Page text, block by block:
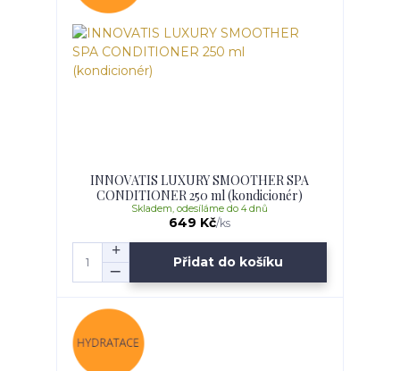
INNOVATIS LUXURY SMOOTHER SPA
CONDITIONER 250 ml (kondicionér)
649 Kč/ks
Skladem, odesíláme do 4 dnů
Přidat do košíku